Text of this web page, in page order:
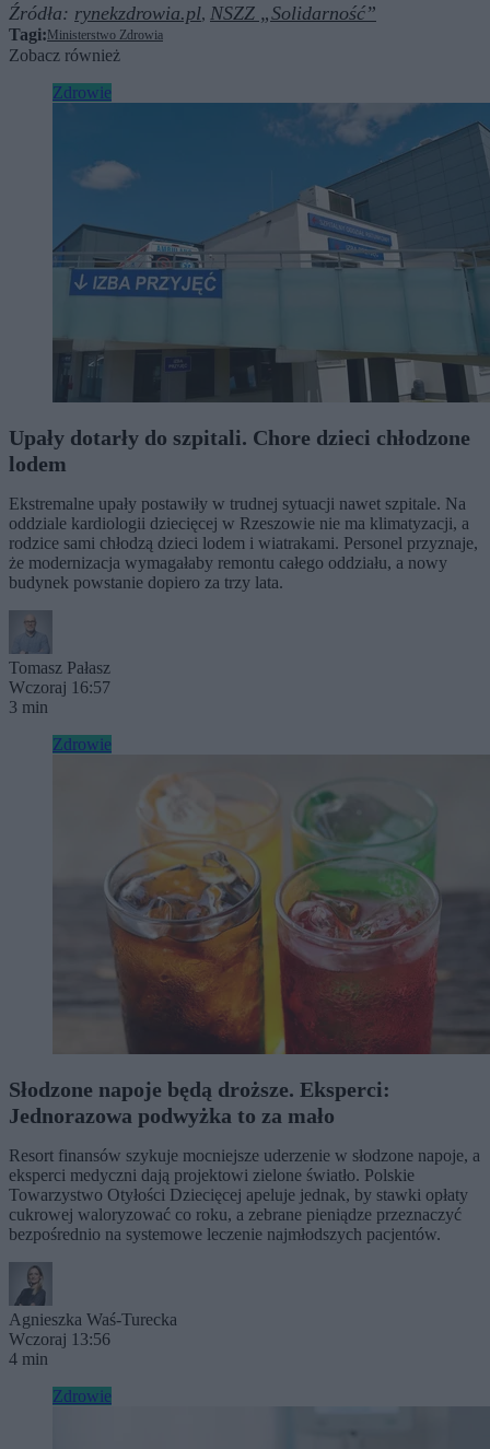
Źródła: rynekzdrowia.pl, NSZZ „Solidarność”
Tagi:Ministerstwo Zdrowia
Zobacz również
Zdrowie
Upały dotarły do szpitali. Chore dzieci chłodzone
lodem
Ekstremalne upały postawiły w trudnej sytuacji nawet szpitale. Na
oddziale kardiologii dziecięcej w Rzeszowie nie ma klimatyzacji, a
rodzice sami chłodzą dzieci lodem i wiatrakami. Personel przyznaje,
że modernizacja wymagałaby remontu całego oddziału, a nowy
budynek powstanie dopiero za trzy lata.
Tomasz Pałasz
Wczoraj 16:57
3 min
Zdrowie
Słodzone napoje będą droższe. Eksperci:
Jednorazowa podwyżka to za mało
Resort finansów szykuje mocniejsze uderzenie w słodzone napoje, a
eksperci medyczni dają projektowi zielone światło. Polskie
Towarzystwo Otyłości Dziecięcej apeluje jednak, by stawki opłaty
cukrowej waloryzować co roku, a zebrane pieniądze przeznaczyć
bezpośrednio na systemowe leczenie najmłodszych pacjentów.
Agnieszka Waś-Turecka
Wczoraj 13:56
4 min
Zdrowie